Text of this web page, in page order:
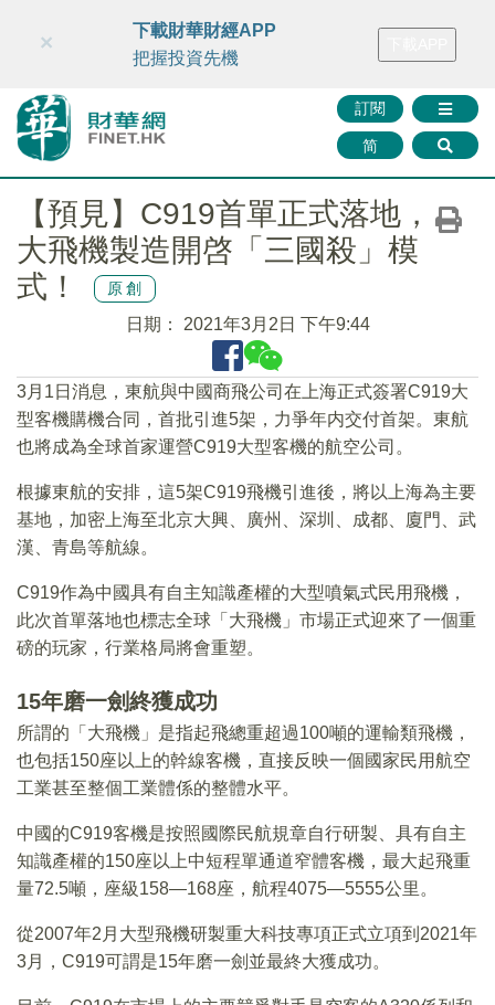
財華智庫網 FINTV FINMETA 財華證券 媒體矩陣
訂閱
简
×
下載財華財經APP
把握投資先機
【預見】C919首單正式落地，
大飛機製造開啓「三國殺」模
式！
原創
日期： 2021年3月2日 下午9:44
3月1日消息，東航與中國商飛公司在上海正式簽署C919大
型客機購機合同，首批引進5架，力爭年内交付首架。東航
也將成為全球首家運營C919大型客機的航空公司。
根據東航的安排，這5架C919飛機引進後，將以上海為主要
基地，加密上海至北京大興、廣州、深圳、成都、廈門、武
漢、青島等航線。
C919作為中國具有自主知識產權的大型噴氣式民用飛機，
此次首單落地也標志全球「大飛機」市場正式迎來了一個重
磅的玩家，行業格局將會重塑。
15年磨一劍終獲成功
所謂的「大飛機」是指起飛總重超過100噸的運輸類飛機，
也包括150座以上的幹線客機，直接反映一個國家民用航空
工業甚至整個工業體係的整體水平。
中國的C919客機是按照國際民航規章自行研製、具有自主
知識產權的150座以上中短程單通道窄體客機，最大起飛重
量72.5噸，座級158―168座，航程4075―5555公里。
從2007年2月大型飛機研製重大科技專項正式立項到2021年
3月，C919可謂是15年磨一劍並最終大獲成功。